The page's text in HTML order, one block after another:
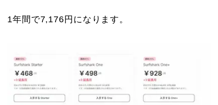
1年間で7,176円になります。